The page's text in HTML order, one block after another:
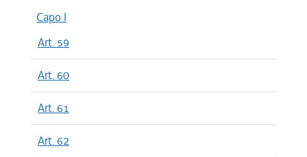
Capo I
Art. 59
Art. 60
Art. 61
Art. 62